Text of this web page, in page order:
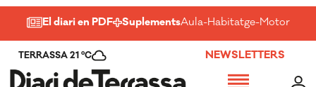
El diari en PDF SuplementsAula-Habitatge-Motor-
TERRASSA 21 ºC NEWSLETTERS